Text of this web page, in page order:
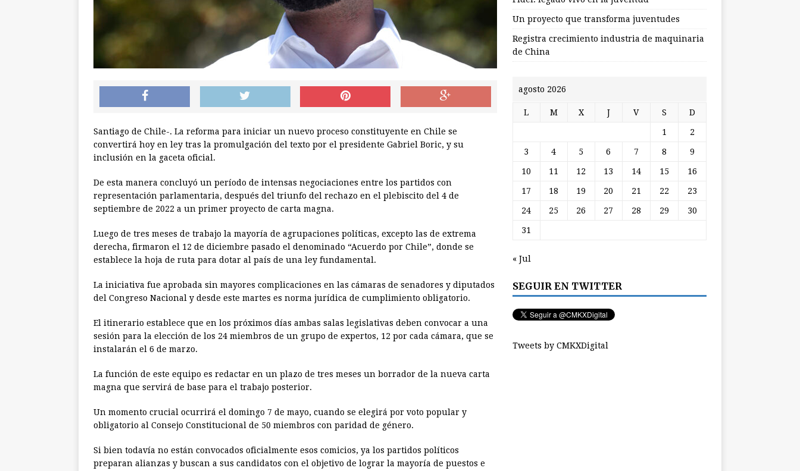
Santiago de Chile-. La reforma para iniciar un nuevo proceso constituyente en Chile se
convertirá hoy en ley tras la promulgación del texto por el presidente Gabriel Boric, y su
inclusión en la gaceta oficial.
De esta manera concluyó un período de intensas negociaciones entre los partidos con
representación parlamentaria, después del triunfo del rechazo en el plebiscito del 4 de
septiembre de 2022 a un primer proyecto de carta magna.
Luego de tres meses de trabajo la mayoría de agrupaciones políticas, excepto las de extrema
derecha, firmaron el 12 de diciembre pasado el denominado “Acuerdo por Chile”, donde se
establece la hoja de ruta para dotar al país de una ley fundamental.
La iniciativa fue aprobada sin mayores complicaciones en las cámaras de senadores y diputados
del Congreso Nacional y desde este martes es norma jurídica de cumplimiento obligatorio.
El itinerario establece que en los próximos días ambas salas legislativas deben convocar a una
sesión para la elección de los 24 miembros de un grupo de expertos, 12 por cada cámara, que se
instalarán el 6 de marzo.
La función de este equipo es redactar en un plazo de tres meses un borrador de la nueva carta
magna que servirá de base para el trabajo posterior.
Un momento crucial ocurrirá el domingo 7 de mayo, cuando se elegirá por voto popular y
obligatorio al Consejo Constitucional de 50 miembros con paridad de género.
Si bien todavía no están convocados oficialmente esos comicios, ya los partidos políticos
preparan alianzas y buscan a sus candidatos con el objetivo de lograr la mayoría de puestos e
Un proyecto que transforma juventudes
Registra crecimiento industria de maquinaria
de China
agosto 2026
L M X J V S D
1 2
3 4 5 6 7 8 9
10 11 12 13 14 15 16
17 18 19 20 21 22 23
24 25 26 27 28 29 30
31
« Jul
SEGUIR EN TWITTER
Tweets by CMKXDigital